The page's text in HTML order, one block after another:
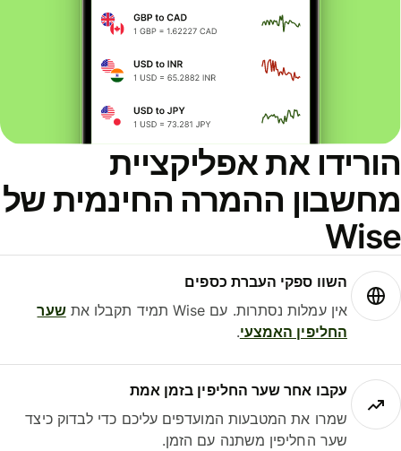
את אפליקציית
ההמרה החינמית של
השוו ספקי העברת כספים
אין עמלות נסתרות. עם Wise תמיד תקבלו את
שער
החליפין האמצעי.
עקבו אחר שער החליפין בזמן אמת
שמרו את המטבעות המועדפים עליכם כדי לבדוק כיצד
שער החליפין משתנה עם הזמן.